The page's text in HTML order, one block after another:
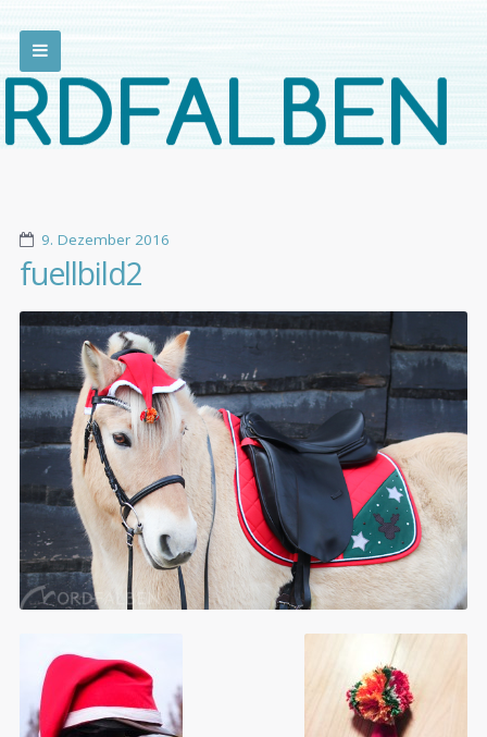
9. Dezember 2016
fuellbild2